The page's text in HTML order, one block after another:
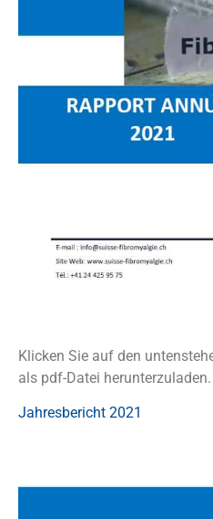
Klicken Sie auf den
als pdf-Datei herunterzuladen.
Jahresbericht 2021